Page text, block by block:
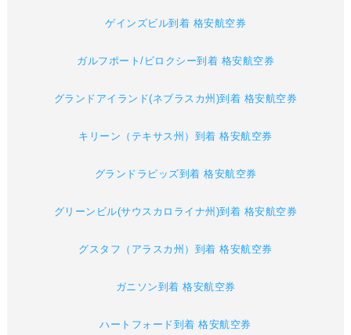
ゲインズビル到着 格安航空券
ガルフポート/ビロクシー到着 格安航空券
グランドアイランド(ネブラスカ州)到着 格安航空券
キリーン（テキサス州）到着 格安航空券
グランドラピッズ到着 格安航空券
グリーンビル(サウスカロライナ州)到着 格安航空券
グスタフ（アラスカ州）到着 格安航空券
ガニソン到着 格安航空券
ハートフォード到着 格安航空券